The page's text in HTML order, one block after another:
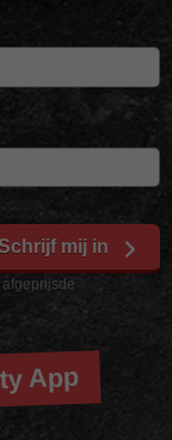
Schrijf mij in
App